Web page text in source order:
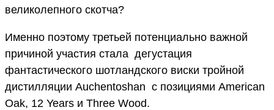
великолепного скотча?
Именно поэтому третьей потенциально важной
причиной участия стала дегустация
фантастического шотландского виски тройной
дистилляции Auchentoshan с позициями American
Oak, 12 Years и Three Wood.